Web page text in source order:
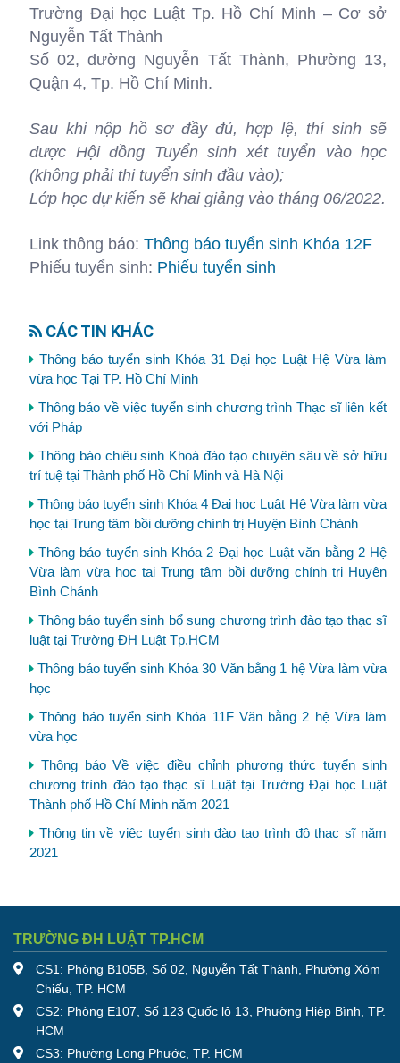
Trường Đại học Luật Tp. Hồ Chí Minh – Cơ sở
Nguyễn Tất Thành
Số 02, đường Nguyễn Tất Thành, Phường 13,
Quận 4, Tp. Hồ Chí Minh.
Sau khi nộp hồ sơ đầy đủ, hợp lệ, thí sinh sẽ
được Hội đồng Tuyển sinh xét tuyển vào học
(không phải thi tuyển sinh đầu vào);
Lớp học dự kiến sẽ khai giảng vào tháng 06/2022.
Link thông báo: Thông báo tuyển sinh Khóa 12F
Phiếu tuyển sinh: Phiếu tuyển sinh
CÁC TIN KHÁC
Thông báo tuyển sinh Khóa 31 Đại học Luật Hệ Vừa làm
vừa học Tại TP. Hồ Chí Minh
Thông báo về việc tuyển sinh chương trình Thạc sĩ liên kết
với Pháp
Thông báo chiêu sinh Khoá đào tạo chuyên sâu về sở hữu
trí tuệ tại Thành phố Hồ Chí Minh và Hà Nội
Thông báo tuyển sinh Khóa 4 Đại học Luật Hệ Vừa làm vừa
học tại Trung tâm bồi dưỡng chính trị Huyện Bình Chánh
Thông báo tuyển sinh Khóa 2 Đại học Luật văn bằng 2 Hệ
Vừa làm vừa học tại Trung tâm bồi dưỡng chính trị Huyện
Bình Chánh
Thông báo tuyển sinh bổ sung chương trình đào tạo thạc sĩ
luật tại Trường ĐH Luật Tp.HCM
Thông báo tuyển sinh Khóa 30 Văn bằng 1 hệ Vừa làm vừa
học
Thông báo tuyển sinh Khóa 11F Văn bằng 2 hệ Vừa làm
vừa học
Thông báo Về việc điều chỉnh phương thức tuyển sinh
chương trình đào tạo thạc sĩ Luật tại Trường Đại học Luật
Thành phố Hồ Chí Minh năm 2021
Thông tin về việc tuyển sinh đào tạo trình độ thạc sĩ năm
2021
TRƯỜNG ĐH LUẬT TP.HCM
CS1: Phòng B105B, Số 02, Nguyễn Tất Thành, Phường Xóm
Chiếu, TP. HCM
CS2: Phòng E107, Số 123 Quốc lộ 13, Phường Hiệp Bình, TP.
HCM
CS3: Phường Long Phước, TP. HCM